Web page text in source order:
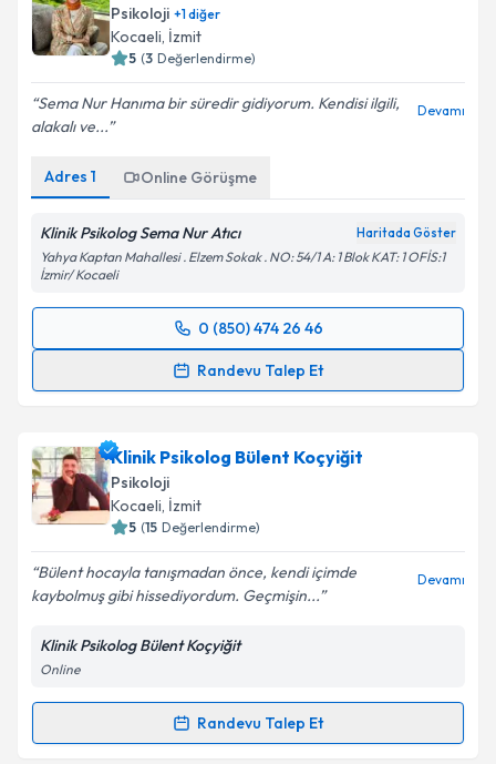
Psikoloji +1diğer
Kocaeli, İzmit
5 (3 Değerlendirme)
Sema Nur Hanıma bir süredir gidiyorum. Kendisi ilgili,
alakalı ve...
Devamı
Adres 1 Online Görüşme
Klinik Psikolog Sema Nur Atıcı Haritada Göster
Yahya Kaptan Mahallesi . Elzem Sokak . NO: 54/1 A: 1 Blok KAT: 1 OFİS:1
İzmir/ Kocaeli
0 (850) 474 26 46
Randevu Talep Et
Randevu Takvimi Talebi
için bir takvim hazırlandığında e-posta ile
bilgilendireceğiz.
E-posta Adresiniz
Metni'ni okudum ve kişisel verilerimin belirtilen
Takvim Talebini Gönder
Klinik Psikolog Bülent Koçyiğit
Psikoloji
Kocaeli, İzmit
5 (15 Değerlendirme)
Bülent hocayla tanışmadan önce, kendi içimde
kaybolmuş gibi hissediyordum. Geçmişin...
Devamı
Klinik Psikolog Bülent Koçyiğit
Online
Randevu Talep Et
Randevu Takvimi Talebi